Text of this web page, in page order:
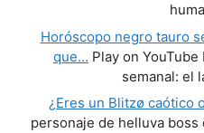
Horóscopo negro tauro
que… Play on
semanal: el
¿Eres un Blitzø caótico
personaje de helluva